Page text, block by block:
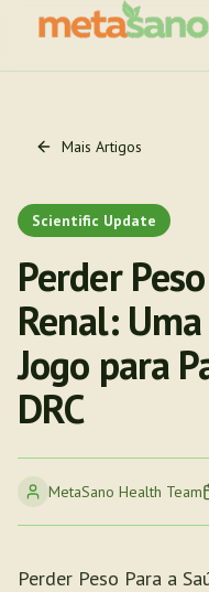
Mais Artigos
Scientific Update
Perder
Renal:
Jogo para
DRC
MetaSano Health Team
Perder Peso Para a